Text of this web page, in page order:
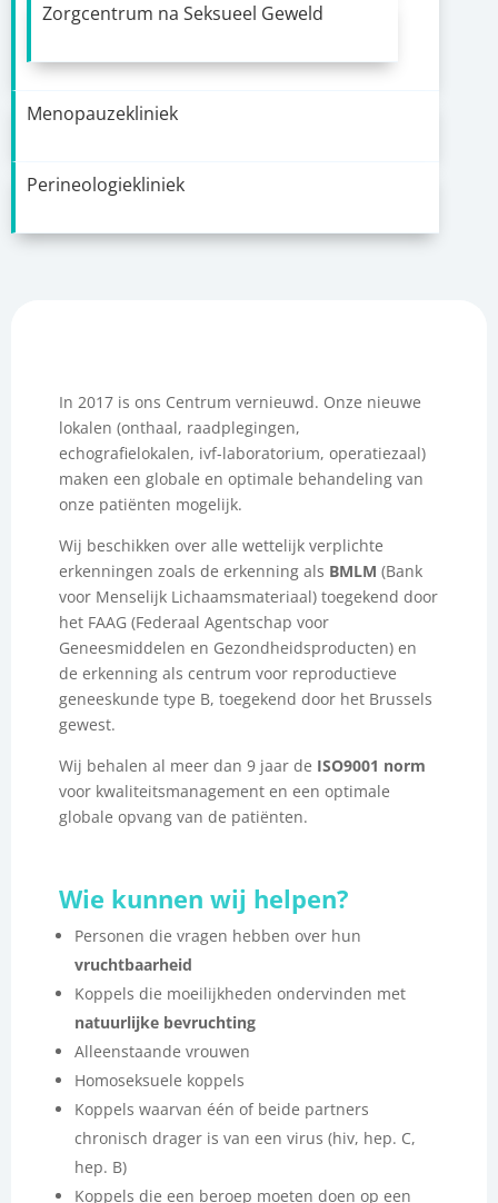
Zorgcentrum na Seksueel Geweld
Menopauzekliniek
Perineologiekliniek
In 2017 is ons Centrum vernieuwd. Onze nieuwe
lokalen (onthaal, raadplegingen,
echografielokalen, ivf-laboratorium, operatiezaal)
maken een globale en optimale behandeling van
onze patiënten mogelijk.
Wij beschikken over alle wettelijk verplichte
erkenningen zoals de erkenning als BMLM (Bank
voor Menselijk Lichaamsmateriaal) toegekend door
het FAAG (Federaal Agentschap voor
Geneesmiddelen en Gezondheidsproducten) en
de erkenning als centrum voor reproductieve
geneeskunde type B, toegekend door het Brussels
gewest.
Wij behalen al meer dan 9 jaar de ISO9001 norm
voor kwaliteitsmanagement en een optimale
globale opvang van de patiënten.
Wie kunnen wij helpen?
Personen die vragen hebben over hun
vruchtbaarheid
Koppels die moeilijkheden ondervinden met
natuurlijke bevruchting
Alleenstaande vrouwen
Homoseksuele koppels
Koppels waarvan één of beide partners
chronisch drager is van een virus (hiv, hep. C,
hep. B)
Koppels die een beroep moeten doen op een